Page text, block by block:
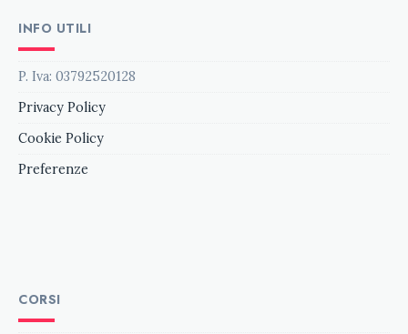
INFO UTILI
P. Iva: 03792520128
Privacy Policy
Cookie Policy
Preferenze
CORSI